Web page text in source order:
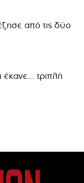
από τις δύο
έκανε… τριπλή